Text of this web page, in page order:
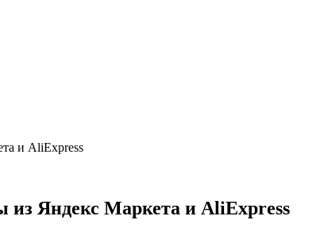
и AliExpress
из Яндекс Маркета и AliExpress